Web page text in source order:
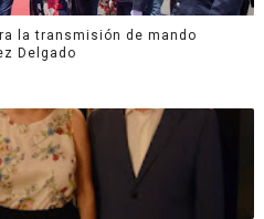
la transmisión de mando
Delgado